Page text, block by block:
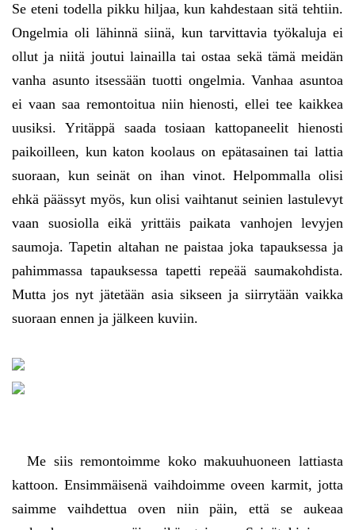
Se eteni todella pikku hiljaa, kun kahdestaan sitä tehtiin.
Ongelmia oli lähinnä siinä, kun tarvittavia työkaluja ei
ollut ja niitä joutui lainailla tai ostaa sekä tämä meidän
vanha asunto itsessään tuotti ongelmia. Vanhaa asuntoa
ei vaan saa remontoitua niin hienosti, ellei tee kaikkea
uusiksi. Yritäppä saada tosiaan kattopaneelit hienosti
paikoilleen, kun katon koolaus on epätasainen tai lattia
suoraan, kun seinät on ihan vinot. Helpommalla olisi
ehkä päässyt myös, kun olisi vaihtanut seinien lastulevyt
vaan suosiolla eikä yrittäis paikata vanhojen levyjen
saumoja. Tapetin altahan ne paistaa joka tapauksessa ja
pahimmassa tapauksessa tapetti repeää saumakohdista.
Mutta jos nyt jätetään asia sikseen ja siirrytään vaikka
suoraan ennen ja jälkeen kuviin.
Me siis remontoimme koko makuuhuoneen lattiasta
kattoon. Ensimmäisenä vaihdoimme oveen karmit, jotta
saimme vaihdettua oven niin päin, että se aukeaa